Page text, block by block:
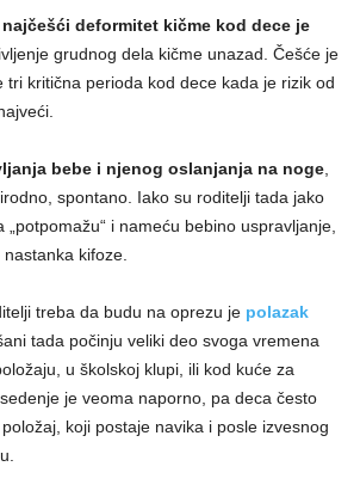
deformitet kičme kod dece je
grudnog dela kičme unazad. Češće je
tri kritična perioda kod dece kada je rizik od
bebe i njenog oslanjanja na noge
spontano. Iako su roditelji tada jako
i nameću bebino uspravljanje,
kifoze.
treba da budu na oprezu je polazak
tada počinju veliki deo svoga vremena
u školskoj klupi, ili kod kuće za
je veoma naporno, pa deca često
koji postaje navika i posle izvesnog